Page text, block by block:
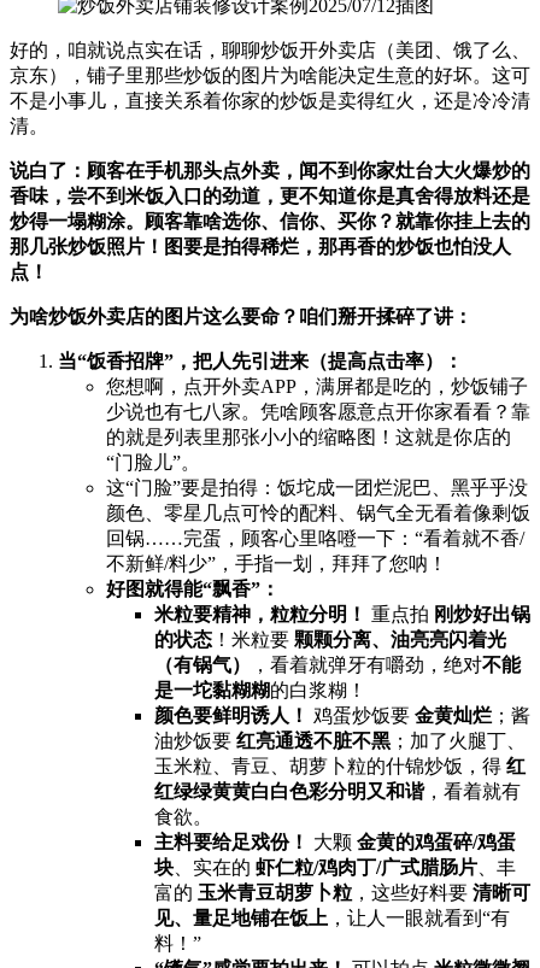
好的，咱就说点实在话，聊聊炒饭开外卖店（美团、饿了么、
京东），铺子里那些炒饭的图片为啥能决定生意的好坏。这可
不是小事儿，直接关系着你家的炒饭是卖得红火，还是冷冷清
清。
说白了：顾客在手机那头点外卖，闻不到你家灶台大火爆炒的
香味，尝不到米饭入口的劲道，更不知道你是真舍得放料还是
炒得一塌糊涂。顾客靠啥选你、信你、买你？就靠你挂上去的
那几张炒饭照片！图要是拍得稀烂，那再香的炒饭也怕没人
点！​
为啥炒饭外卖店的图片这么要命？咱们掰开揉碎了讲：​
当“饭香招牌”，把人先引进来（提高点击率）：​
您想啊，点开外卖APP，满屏都是吃的，炒饭铺子
少说也有七八家。凭啥顾客愿意点开你家看看？靠
的就是列表里那张小小的缩略图！这就是你店的
“门脸儿”。
这“门脸”要是拍得：饭坨成一团烂泥巴、黑乎乎没
颜色、零星几点可怜的配料、锅气全无看着像剩饭
回锅……完蛋，顾客心里咯噔一下：“看着就不香/
不新鲜/料少”，手指一划，拜拜了您呐！
好图就得能“飘香”：​
米粒要精神，粒粒分明！​ ​ 重点拍 ​ 刚炒好出锅
的状态 ​！米粒要 ​ 颗颗分离、油亮亮闪着光
（有锅气）​
，看着就弹牙有嚼劲，绝对不能
是一坨黏糊糊的白浆糊！
颜色要鲜明诱人！​
​ 鸡蛋炒饭要 ​ 金黄灿烂 ；酱
油炒饭要 ​ 红亮通透不脏不黑 ；加了火腿丁、
玉米粒、青豆、胡萝卜粒的什锦炒饭，得 ​ 红
红绿绿黄黄白白色彩分明又和谐，看着就有
食欲。
主料要给足戏份！​
​ 大颗 ​ 金黄的鸡蛋碎/鸡蛋
块 、实在的 ​ 虾仁粒/鸡肉丁/广式腊肠片 、丰
富的 ​ 玉米青豆胡萝卜粒 ，这些好料要 ​ 清晰可
见、量足地铺在饭上 ，让人一眼就看到“有
料！”